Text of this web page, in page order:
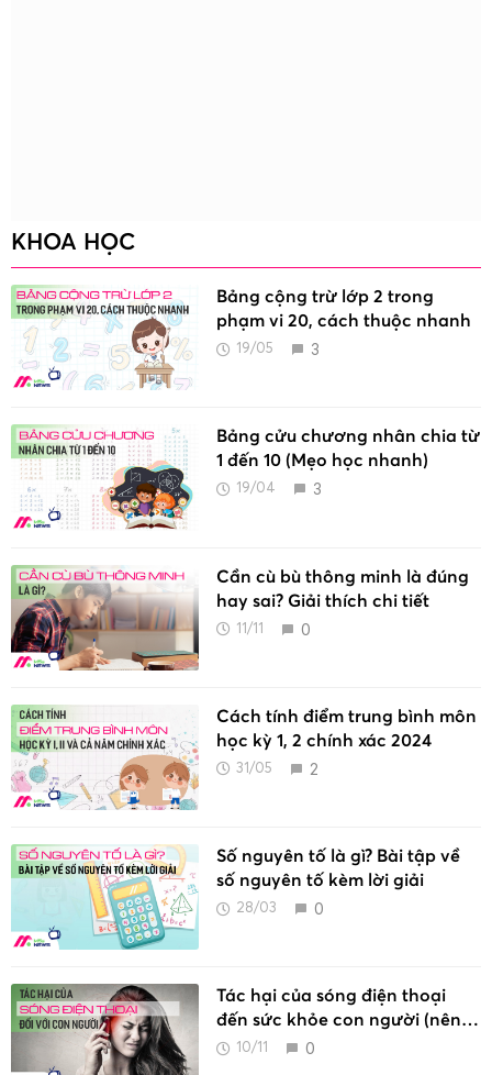
KHOA HỌC
Bảng cộng trừ lớp 2 trong
phạm vi 20, cách thuộc nhanh
19/05 3
Bảng cửu chương nhân chia từ
1 đến 10 (Mẹo học nhanh)
19/04 3
Cần cù bù thông minh là đúng
hay sai? Giải thích chi tiết
11/11 0
Cách tính điểm trung bình môn
học kỳ 1, 2 chính xác 2024
31/05 2
Số nguyên tố là gì? Bài tập về
số nguyên tố kèm lời giải
28/03 0
Tác hại của sóng điện thoại
đến sức khỏe con người (nên
biết)
10/11 0